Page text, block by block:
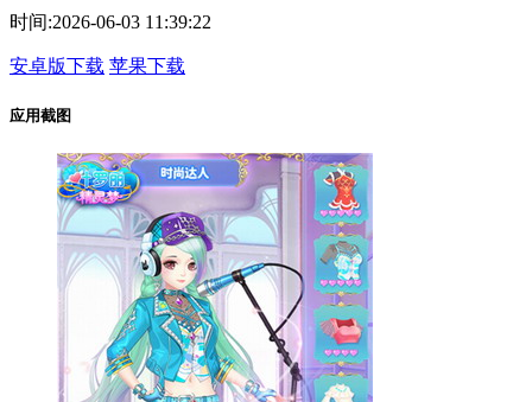
时间:2026-06-03 11:39:22
安卓版下载 苹果下载
应用截图